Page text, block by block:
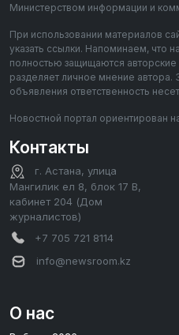
Министерством информации и
При использовании материалов
указать ссылки. Напоминаем, что
полностью защищаются
разделяет личное мнение автора.
объявления ответственность
Новостной портал ориентирован
Контакты
г. Астана, улица
Мангилик ел 8, блок 17 В,
кабинет 204 (Дом
журналистов)
+7 705 721 8114
info@newsroom.kz
О нас